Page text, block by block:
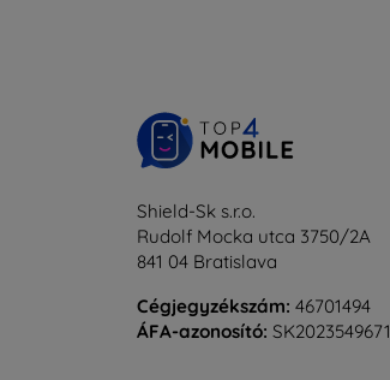
Shield-Sk s.r.o.
Rudolf Mocka utca 3750/2A
841 04 Bratislava
Cégjegyzékszám: 46701494
ÁFA-azonosító: SK2023549671